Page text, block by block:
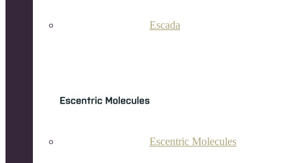
Escada
Escentric Molecules